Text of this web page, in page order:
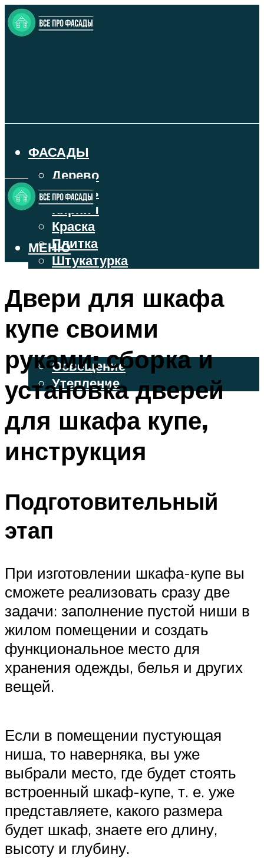
ФАСАДЫ
Дерево
Камень
Кирпич
Краска
Плитка
Штукатурка
ФАСАДНЫЙ САЙДИНГ
ОСВЕЩЕНИЕ И УТЕПЛЕНИЕ
Освещение
Утепление
МЕНЮ
МЕНЮ
Двери для шкафа
купе своими
руками: сборка и
установка дверей
для шкафа купе,
инструкция
Подготовительный
этап
При изготовлении шкафа-купе вы
сможете реализовать сразу две
задачи: заполнение пустой ниши в
жилом помещении и создать
функциональное место для
хранения одежды, белья и других
вещей.
Если в помещении пустующая
ниша, то наверняка, вы уже
выбрали место, где будет стоять
встроенный шкаф-купе, т. е. уже
представляете, какого размера
будет шкаф, знаете его длину,
высоту и глубину.